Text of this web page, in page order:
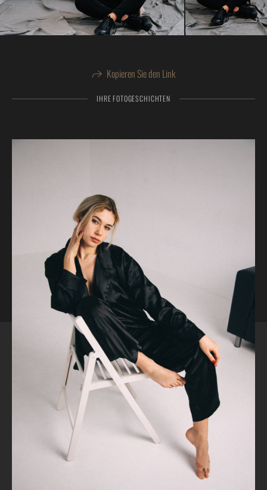
Kopieren Sie den Link
IHRE FOTOGESCHICHTEN